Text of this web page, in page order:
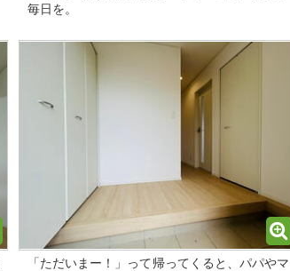
毎日を。
「ただいまー！」って帰ってくると、パパやマ